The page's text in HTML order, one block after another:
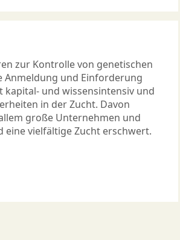
zur Kontrolle von genetischen
Anmeldung und Einforderung
kapital- und wissensintensiv und
in der Zucht. Davon
große Unternehmen und
eine vielfältige Zucht erschwert.